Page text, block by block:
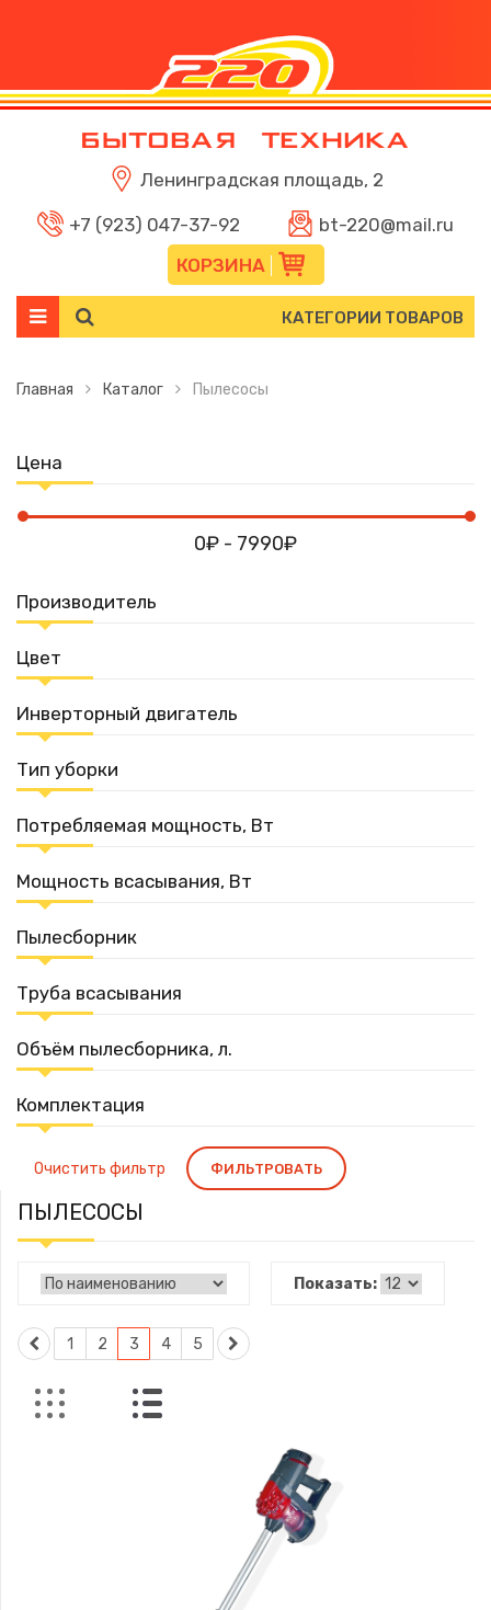
Ленинградская площадь, 2
+7 (923) 047-37-92
bt-220@mail.ru
КОРЗИНА
КАТЕГОРИИ ТОВАРОВ
Главная Каталог Пылесосы
Цена
0₽ - 7990₽
Производитель
Цвет
Инверторный двигатель
Тип уборки
Потребляемая мощность, Вт
Мощность всасывания, Вт
Пылесборник
Труба всасывания
Объём пылесборника, л.
Комплектация
Очистить фильтр ФИЛЬТРОВАТЬ
ПЫЛЕСОСЫ
Показать:
1 2 3 4 5